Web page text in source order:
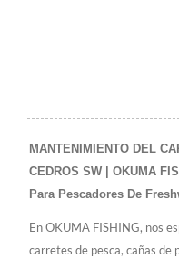
MANTENIMIENTO DEL
CEDROS SW | OKUMA
Para Pescadores De
En OKUMA FISHING, nos
carretes de pesca, cañas de